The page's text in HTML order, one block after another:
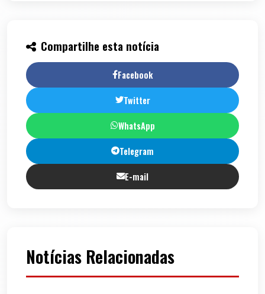
Compartilhe esta notícia
Facebook
Twitter
WhatsApp
Telegram
E-mail
Notícias Relacionadas